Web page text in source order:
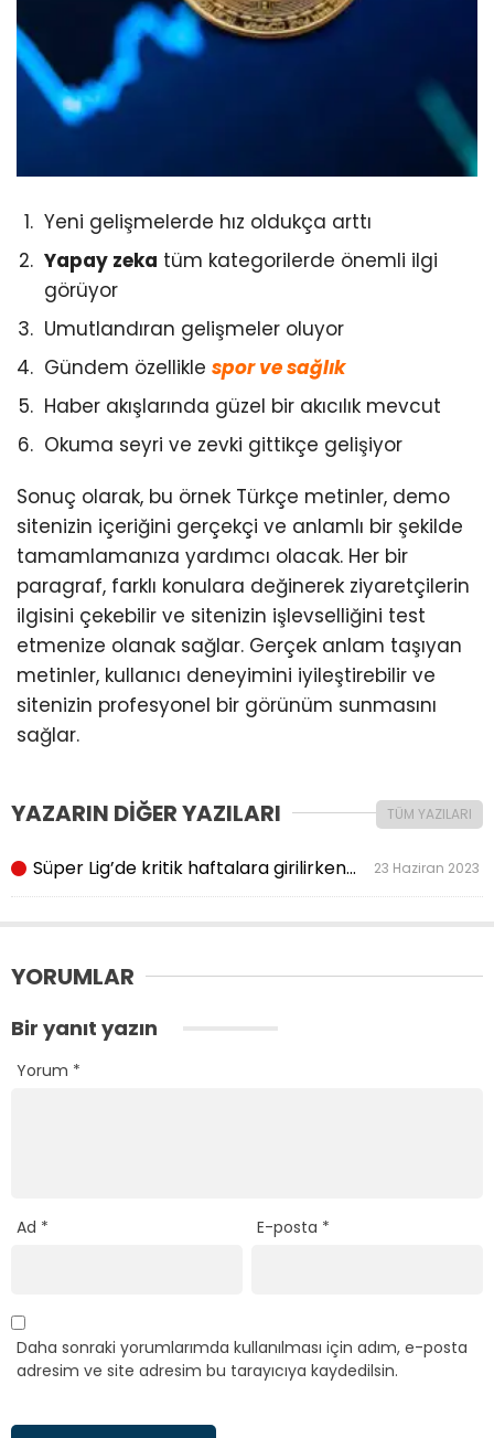
Yeni gelişmelerde hız oldukça arttı
Yapay zeka tüm kategorilerde önemli ilgi
görüyor
Umutlandıran gelişmeler oluyor
Gündem özellikle spor ve sağlık
Haber akışlarında güzel bir akıcılık mevcut
Okuma seyri ve zevki gittikçe gelişiyor
Sonuç olarak, bu örnek Türkçe metinler, demo
sitenizin içeriğini gerçekçi ve anlamlı bir şekilde
tamamlamanıza yardımcı olacak. Her bir
paragraf, farklı konulara değinerek ziyaretçilerin
ilgisini çekebilir ve sitenizin işlevselliğini test
etmenize olanak sağlar. Gerçek anlam taşıyan
metinler, kullanıcı deneyimini iyileştirebilir ve
sitenizin profesyonel bir görünüm sunmasını
sağlar.
YAZARIN DİĞER YAZILARI TÜM YAZILARI
Süper Lig’de kritik haftalara girilirken… 23 Haziran 2023
YORUMLAR
Bir yanıt yazın
Yorum *
Ad * E-posta *
Daha sonraki yorumlarımda kullanılması için adım, e-posta
adresim ve site adresim bu tarayıcıya kaydedilsin.